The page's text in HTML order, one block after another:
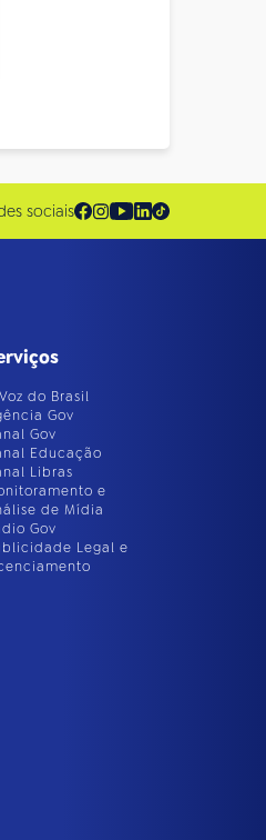
sociais
do Brasil
Gov
Gov
Educação
Libras
e
de Mídia
Gov
Legal e